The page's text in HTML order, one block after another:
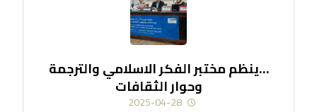
…ينظم مختبر الفكر الاسلامي والترجمة
وحوار الثقافات
2025-04-28